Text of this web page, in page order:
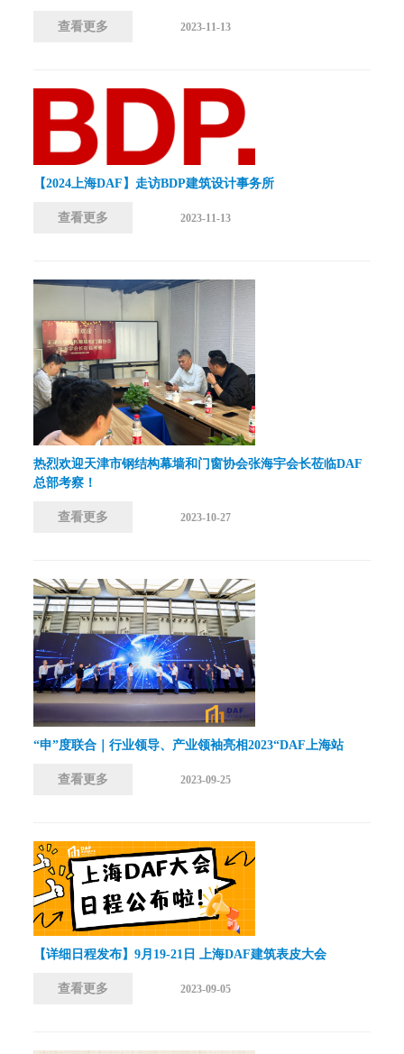
查看更多 2023-11-13
【2024上海DAF】走访BDP建筑设计事务所
查看更多 2023-11-13
热烈欢迎天津市钢结构幕墙和门窗协会张海宇会长莅临DAF
总部考察！
查看更多 2023-10-27
“申”度联合｜行业领导、产业领袖亮相2023“DAF上海站
查看更多 2023-09-25
【详细日程发布】9月19-21日 上海DAF建筑表皮大会
查看更多 2023-09-05